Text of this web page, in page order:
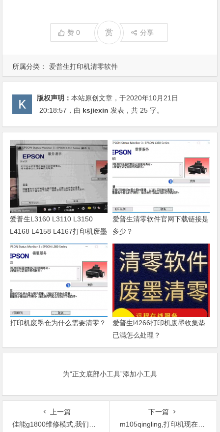
所属分类： 爱普生打印机清零软件
赞0 赏 分享
版权声明：本站原创文章，于2020年10月21日
20:18:57 ，由 ksjiexin 发表，共 25 字。
爱普生L3160 L3110 L3150
L4168 L4158 L4167打印机废墨
清零软件
爱普生清零软件官网下载链接是
多少？
打印机废墨仓为什么需要清零？
爱普生l4266打印机废墨收集垫
已满怎么处理？
为“正文底部小工具”添加小工具
上一篇
佳能g1800维修模式,我们专业解决打印机出现的各种故障，可以和我们取得联系。
下一篇
m105qingling,打印机现在不知道怎么样操作了。